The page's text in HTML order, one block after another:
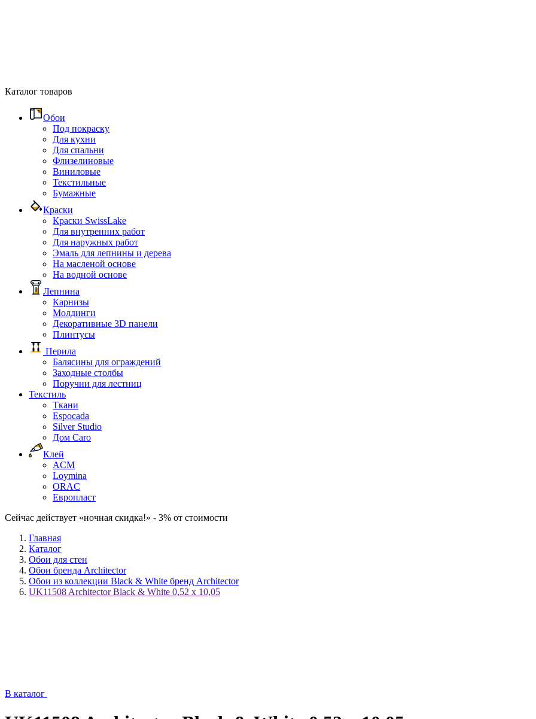
Каталог товаров
Обои
Под покраску
Для кухни
Для спальни
Флизелиновые
Виниловые
Текстильные
Бумажные
Краски
Краски SwissLake
Для внутренних работ
Для наружных работ
Эмаль для лепнины и дерева
На масленой основе
На водной основе
Лепнина
Карнизы
Молдинги
Декоративные 3D панели
Плинтусы
Перила
Балясины для ограждений
Заходные столбы
Поручни для лестниц
Текстиль
Ткани
Espocada
Silver Studio
Дом Caro
Клей
ACM
Loymina
ORAC
Европласт
Сейчас действует «ночная скидка!» - 3% от стоимости
Главная
Каталог
Обои для стен
Обои бренда Architector
Обои из коллекции Black & White бренд Architector
UK11508 Architector Black & White 0,52 x 10,05
В каталог